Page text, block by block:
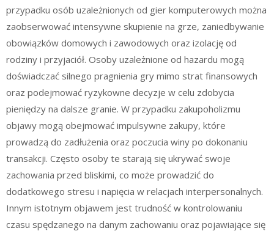
przypadku osób uzależnionych od gier komputerowych można
zaobserwować intensywne skupienie na grze, zaniedbywanie
obowiązków domowych i zawodowych oraz izolację od
rodziny i przyjaciół. Osoby uzależnione od hazardu mogą
doświadczać silnego pragnienia gry mimo strat finansowych
oraz podejmować ryzykowne decyzje w celu zdobycia
pieniędzy na dalsze granie. W przypadku zakupoholizmu
objawy mogą obejmować impulsywne zakupy, które
prowadzą do zadłużenia oraz poczucia winy po dokonaniu
transakcji. Często osoby te starają się ukrywać swoje
zachowania przed bliskimi, co może prowadzić do
dodatkowego stresu i napięcia w relacjach interpersonalnych.
Innym istotnym objawem jest trudność w kontrolowaniu
czasu spędzanego na danym zachowaniu oraz pojawiające się